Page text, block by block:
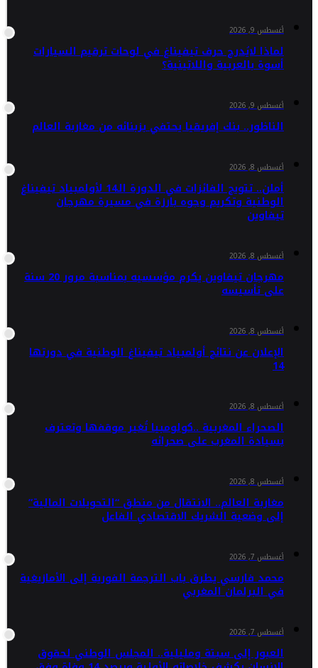
أغسطس 9, 2026
لماذا لايُدرج حرف تيفيناغ في لوحات ترقيم السيارات
أسوة بالعربية واللاتينية؟
أغسطس 9, 2026
الناظور.. بنك إفريقيا يحتفي بزبنائه من مغاربة العالم
أغسطس 8, 2026
أملن.. تتويج الفائزات في الدورة الـ14 لأولمبياد تيفيناغ
الوطنية وتكريم وجوه بارزة في مسيرة مهرجان
تيفاوين
أغسطس 8, 2026
مهرجان تيفاوين يكرم مؤسسيه بمناسبة مرور 20 سنة
على تأسيسه
أغسطس 8, 2026
الإعلان عن نتائج أولمبياد تيفيناغ الوطنية في دورتها
14
أغسطس 8, 2026
الصحراء المغربية ..كولومبيا تُغير موقفها وتعترف
بسيادة المغرب على صحرائه
أغسطس 8, 2026
مغاربة العالم.. الانتقال من منطق “التحويلات المالية”
إلى وضعية الشريك الاقتصادي الفاعل
أغسطس 7, 2026
محمد فارسي يطرق باب الترجمة الفورية إلى الأمازيغية
في البرلمان المغربي
أغسطس 7, 2026
العبور إلى سبتة ومليلية.. المجلس الوطني لحقوق